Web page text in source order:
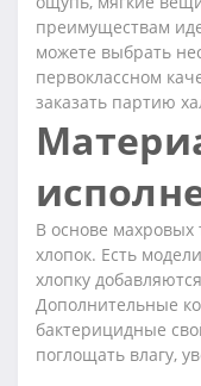
преимуществам
можете выбрать
первоклассном
заказать партию
В основе
хлопок. Есть
хлопку
Дополнительные
бактерицидные
поглощать влагу,